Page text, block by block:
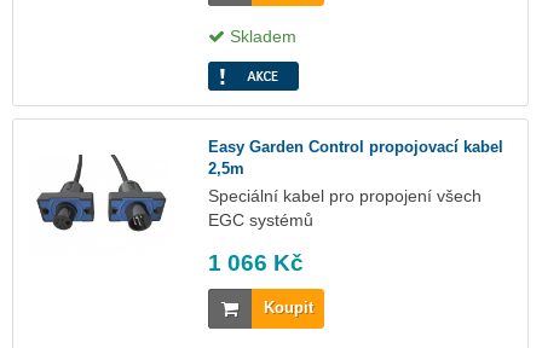
Skladem
Easy Garden Control propojovací kabel
2,5m
Speciální kabel pro propojení všech
EGC systémů
1 066 Kč
Koupit